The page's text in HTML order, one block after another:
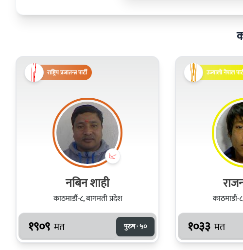
राष्ट्रिय प्रजातन्त्र पार्टी
नबिन शाही
काठमाडौं-८, बागमती प्रदेश
१९०९ मत पुरुष · ५०
उज्यालो नेपाल
काठमाडौं-
१०३३ मत